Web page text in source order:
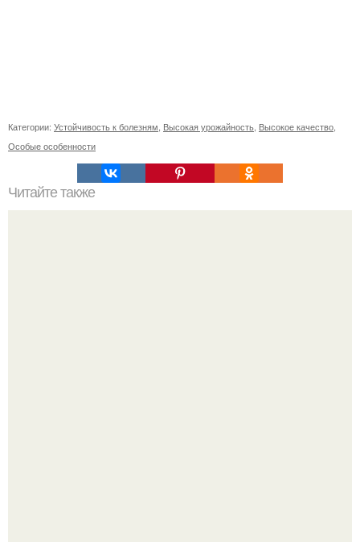
Категории: Устойчивость к болезням Высокая урожайность Высокое качество
Особые особенности
Читайте также